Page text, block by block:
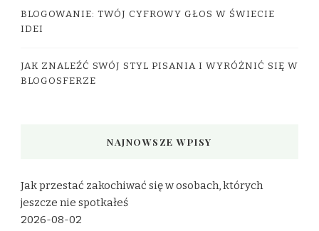
BLOGOWANIE: TWÓJ CYFROWY GŁOS W ŚWIECIE
IDEI
JAK ZNALEŹĆ SWÓJ STYL PISANIA I WYRÓŻNIĆ SIĘ W
BLOGOSFERZE
NAJNOWSZE WPISY
Jak przestać zakochiwać się w osobach, których
jeszcze nie spotkałeś
2026-08-02